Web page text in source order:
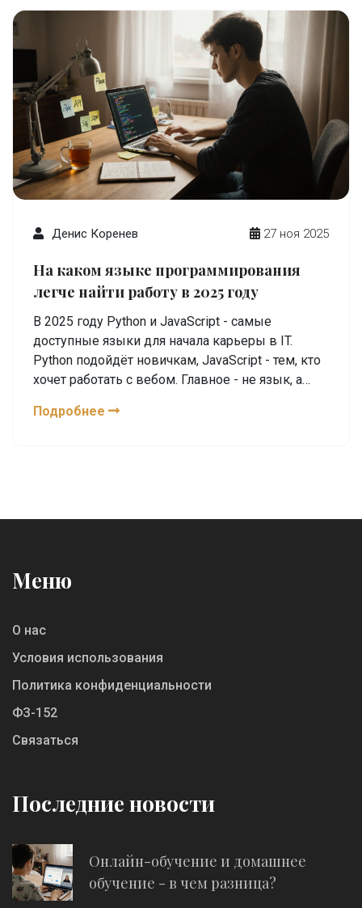
Денис Коренев 27 ноя 2025
На каком языке программирования
легче найти работу в 2025 году
В 2025 году Python и JavaScript - самые
доступные языки для начала карьеры в IT.
Python подойдёт новичкам, JavaScript - тем, кто
хочет работать с вебом. Главное - не язык, а
Подробнее
Меню
О нас
Условия использования
Политика конфиденциальности
ФЗ-152
Связаться
Последние новости
Онлайн-обучение и домашнее
обучение - в чем разница?